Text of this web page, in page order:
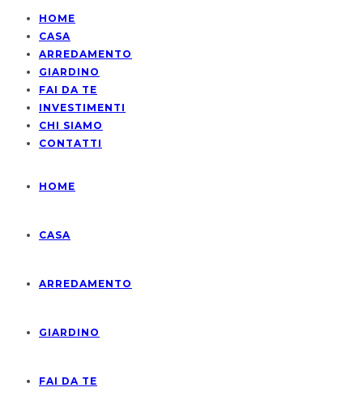
HOME
CASA
ARREDAMENTO
GIARDINO
FAI DA TE
INVESTIMENTI
CHI SIAMO
CONTATTI
HOME
CASA
ARREDAMENTO
GIARDINO
FAI DA TE